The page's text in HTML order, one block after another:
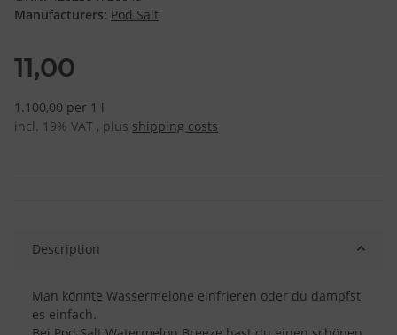
Manufacturers: Pod Salt
11,00
1.100,00 per 1 l
incl. 19% VAT , plus shipping costs
Description
Man könnte Wassermelone einfrieren oder du dampfst
es einfach.